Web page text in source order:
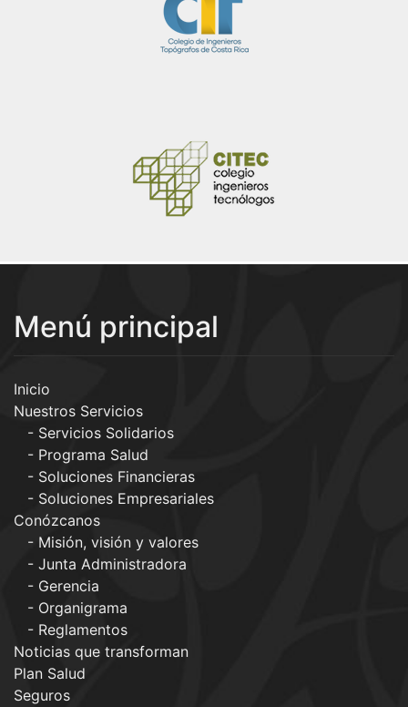
Menú principal
Inicio
Nuestros Servicios
Servicios Solidarios
Programa Salud
Soluciones Financieras
Soluciones Empresariales
Conózcanos
Misión, visión y valores
Junta Administradora
Gerencia
Organigrama
Reglamentos
Noticias que transforman
Plan Salud
Seguros